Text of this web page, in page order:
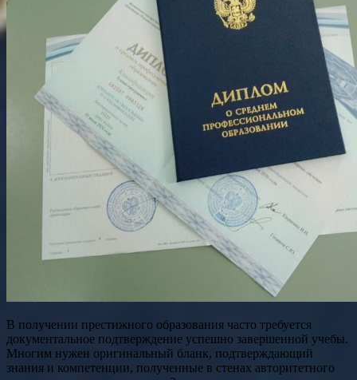
В получении престижного образования часто требуется
документальное подтверждение успешно завершенной учебы.
Многим нужен оригинальный бланк, подтверждающий
знания и компетенции, полученные в стенах авторитетного